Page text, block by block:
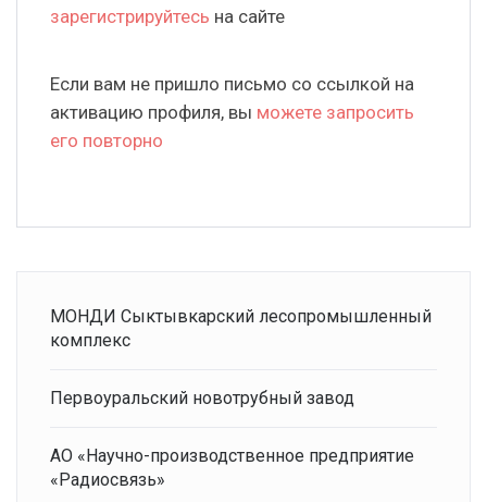
зарегистрируйтесь на сайте
Если вам не пришло письмо со ссылкой на
активацию профиля, вы можете запросить
его повторно
МОНДИ Сыктывкарский лесопромышленный
комплекс
Первоуральский новотрубный завод
АО «Научно-производственное предприятие
«Радиосвязь»